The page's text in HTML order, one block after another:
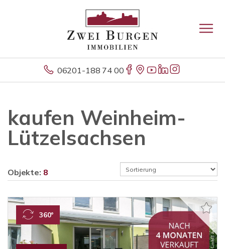
06201-188 74 00
kaufen Weinheim-
Lützelsachsen
Objekte: 8
360°